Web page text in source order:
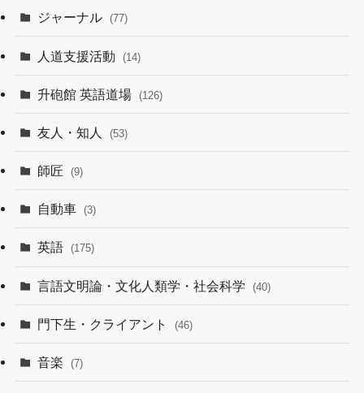
ジャーナル (77)
人道支援活動 (14)
升砲館 英語道場 (126)
友人・知人 (53)
師匠 (9)
自動車 (3)
英語 (175)
言語文明論・文化人類学・社会科学 (40)
門下生・クライアント (46)
音楽 (7)